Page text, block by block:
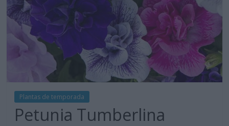
Plantas de temporada
Petunia Tumberlina